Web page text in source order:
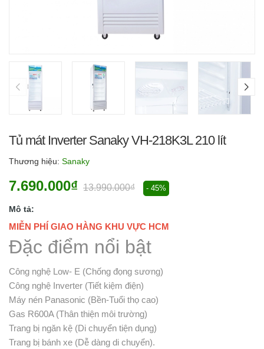
Tủ mát Inverter Sanaky VH-218K3L 210 lít
Thương hiệu: Sanaky
7.690.000₫ 13.990.000₫ - 45%
Mô tả:
MIỄN PHÍ GIAO HÀNG KHU VỰC HCM
Đặc điểm nổi bật
Công nghệ Low- E (Chống đọng sương)
Công nghệ Inverter (Tiết kiệm điện)
Máy nén Panasonic (Bền-Tuổi thọ cao)
Gas R600A (Thân thiện môi trường)
Trang bị ngăn kệ (Di chuyển tiện dụng)
Trang bị bánh xe (Dễ dàng di chuyển).